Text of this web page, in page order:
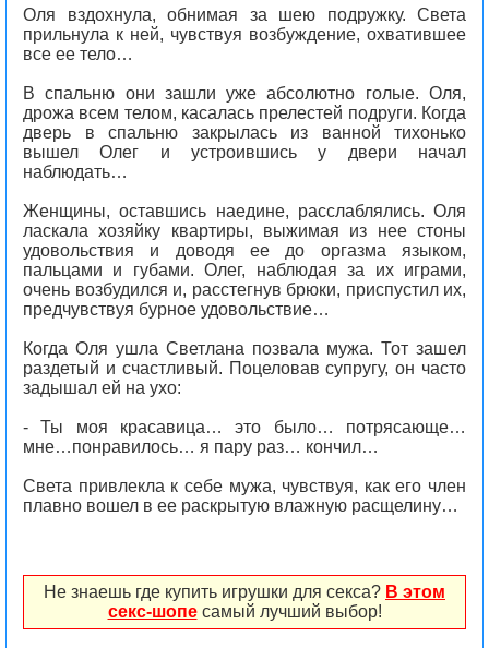
Оля вздохнула, обнимая за шею подружку. Света
прильнула к ней, чувствуя возбуждение, охватившее
все ее тело…
В спальню они зашли уже абсолютно голые. Оля,
дрожа всем телом, касалась прелестей подруги. Когда
дверь в спальню закрылась из ванной тихонько
вышел Олег и устроившись у двери начал
наблюдать…
Женщины, оставшись наедине, расслаблялись. Оля
ласкала хозяйку квартиры, выжимая из нее стоны
удовольствия и доводя ее до оргазма языком,
пальцами и губами. Олег, наблюдая за их играми,
очень возбудился и, расстегнув брюки, приспустил их,
предчувствуя бурное удовольствие…
Когда Оля ушла Светлана позвала мужа. Тот зашел
раздетый и счастливый. Поцеловав супругу, он часто
задышал ей на ухо:
- Ты моя красавица… это было… потрясающе…
мне…понравилось… я пару раз… кончил…
Света привлекла к себе мужа, чувствуя, как его член
плавно вошел в ее раскрытую влажную расщелину…
Не знаешь где купить игрушки для секса? В этом
секс-шопесамый лучший выбор!